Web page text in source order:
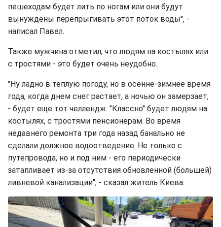
пешеходам будет лить по ногам или они будут
вынуждены перепрыгивать этот поток воды", -
написал Павел.
Также мужчина отметил, что людям на костылях или
с тростями - это будет очень неудобно.
"Ну ладно в теплую погоду, но в осенне-зимнее время
года, когда днем снег растает, а ночью он замерзает,
- будет еще тот челлендж. "Классно" будет людям на
костылях, с тростями пенсионерам. Во время
недавнего ремонта три года назад банально не
сделали должное водоотведение. Не только с
путепровода, но и под ним - его периодически
затапливает из-за отсутствия обновленной (большей)
ливневой канализации", - сказал житель Киева.